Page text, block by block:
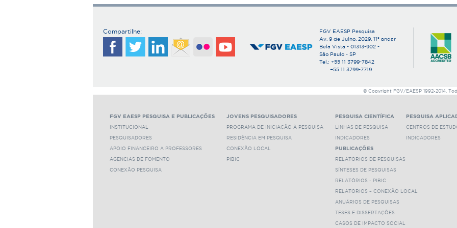
Avaliação de Métodos Numéricos para
Richard Saito
Comércio Eletrônico - Uma Oportunidade para
Consumidor e Empresas?
Rubens da Costa Santos
Comércio Eletrônico: Aspectos e Benefícios
Efeitos da Estabilização e da Abertura Comercial
Maria Carolina da Silva Leme
Enxugamentos de Pessoal em Empresas no Brasil:
sobre Moderadores Organizacionais dos Efeitos de
Empresa e Indivíduo
Miguel Pinto Caldas
Estabilidade Política, Poupança Privada e
Marcos Fernandes Gonçalves da Silva
Compartilhe:
FGV EAESP Pesquisa
Av. 9 de Julho, 2029, 11º andar
Bela Vista - 01313-902 -
São Paulo - SP
Tel.: +55 11 3799-7842
+55 11 3799-7719
© Copyright FGV/EAESP 1992-2014.
FGV EAESP PESQUISA E PUBLICAÇÕES
INSTITUCIONAL
PESQUISADORES
APOIO FINANCEIRO A PROFESSORES
AGÊNCIAS DE FOMENTO
CONEXÃO PESQUISA
JOVENS PESQUISADORES
PROGRAMA DE INICIAÇÃO À PESQUISA
RESIDÊNCIA EM PESQUISA
CONEXÃO LOCAL
PIBIC
PESQUISA CIENTÍFICA
LINHAS DE PESQUISA
INDICADORES
PESQUISA
CENTROS DE
INDICADORES
PUBLICAÇÕES
RELATÓRIOS DE PESQUISAS
SÍNTESES DE PESQUISAS
RELATÓRIOS - PIBIC
RELATÓRIOS – CONEXÃO LOCAL
ANUÁRIOS DE PESQUISAS
TESES E DISSERTAÇÕES
CASOS DE IMPACTO SOCIAL